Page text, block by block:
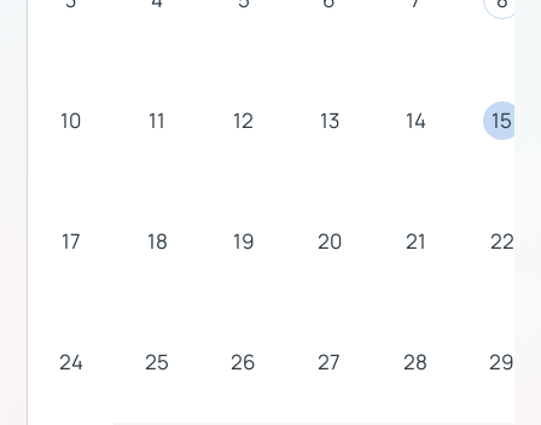
10 11 12 13 14 15
17 18 19 20 21 22
24 25 26 27 28 29